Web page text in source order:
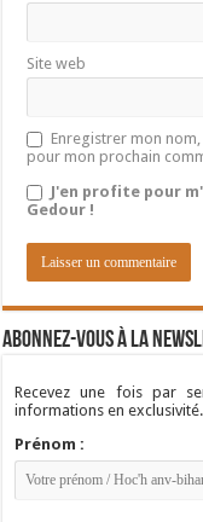
Site web
Enregistrer mon
pour mon prochain
J'en profite pour
Gedour !
Abonnez-vous à la
Recevez une fois par
informations en exclusivité.
Prénom :